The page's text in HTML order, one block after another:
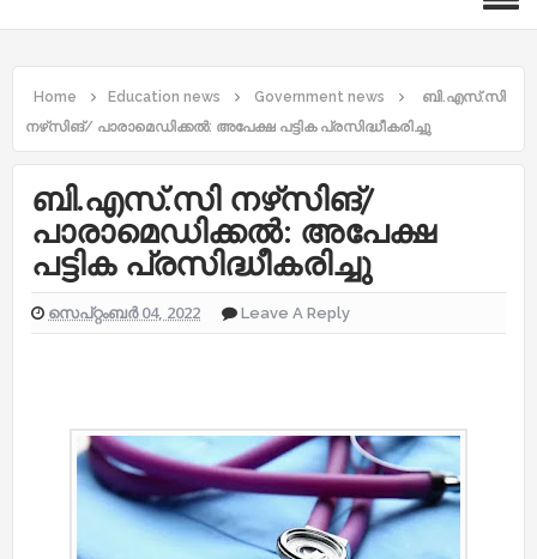
Home Education news Government news
ബി.എസ്.സി
നഴ്‌സിങ്/ പാരാമെഡിക്കല്‍: അപേക്ഷ പട്ടിക പ്രസിദ്ധീകരിച്ചു
ബി.എസ്.സി നഴ്‌സിങ്/
പാരാമെഡിക്കല്‍: അപേക്ഷ
പട്ടിക പ്രസിദ്ധീകരിച്ചു
സെപ്റ്റംബർ 04, 2022 Leave A Reply